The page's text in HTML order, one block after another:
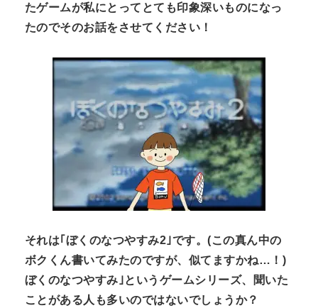
たゲームが私にとってとても印象深いものになっ
たのでそのお話をさせてください！
それは｢ぼくのなつやすみ2 ｣です。(この真ん中の
ボクくん書いてみたのですが、似てますかね… ！ )
ぼくのなつやすみ｣というゲームシリーズ、聞いた
ことがある人も多いのではないでしょうか？